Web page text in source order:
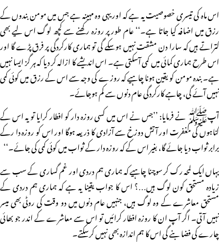
اس ماہ کی تیسری خصوصیت یہ ہے کہ اور یہی وہ مہینہ ہے جس میں مومن بندوں کے
رزق میں اضافہ کیا جاتا ہے۔‘‘ عام طور پر روزہ رکھنے سے کچھ لوگ اس لیے بھی
کتراتے ہیں کہ سارا دن مشقت نہیں ہوسکے گی تو ہماری کارکردگی پر فرق پڑے گا اور
اس طرح ہماری کمائی میں کمی آسکتی ہے۔ اس اندیشے کا ازالہ کر دیا کہ ہر گز ایسا نہیں
ہے۔ بندہ مومن کو یقین ہونا چاہیے کہ روزے کی وجہ سے اس کے رزق میں کوئی کمی
نہیں آئے گی، چاہے کارکردگی عام دنوں سے کم ہوجائے۔
آپﷺ نے فرمایا: ’’جس نے اس میں کسی روزہ دار کو افطار کرایا تو یہ اس کے
گناہوں کی مغفرت اور آتش دوزخ سے آزادی کا ذریعہ ہوگا اور اس کو روزہ دا رکے
برابر ثواب دیا جائے گا، بغیر اس کے کہ روزہ دار کے ثواب میں کوئی کمی کی جائے۔‘‘
یہاں ایک لمحہ رک کر سوچنا چاہیے کہ ہماری ہم دردی اور غم گساری کے سب سے
زیادہ مستحق کون لوگ ہیں…؟ اس کا جواب یقینا یہ ہے کہ ہماری ہم دردی کے
مستحق معاشرے کے وہ لوگ ہیں، جنہیں عام دنوں میں دو وقت کی روٹی بھی میسر
نہیں آتی۔ اگر آپ ان کا روزہ افطار کرائیں تو اس سے معاشرے کے اندر جو بھائی
چارے کی فضا بنے گی اس کا ہم اندازہ بھی نہیں کرسکتے۔